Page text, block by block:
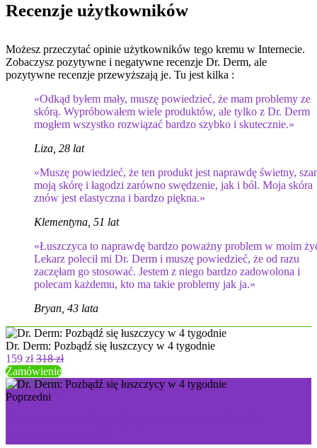
Recenzje użytkowników
Możesz przeczytać opinie użytkowników tego kremu w Internecie.
Zobaczysz pozytywne i negatywne recenzje Dr. Derm, ale
pozytywne recenzje przewyższają je. Tu jest kilka :
«Odkąd byłem mały, muszę powiedzieć, że mam problemy ze
skórą. Wypróbowałem wiele produktów, ale tylko z Dr. Derm
mogłem wszystko rozwiązać bardzo szybko i skutecznie.»
Liza, 28 lat
«Muszę powiedzieć, że ten produkt jest naprawdę świetny,
moją skórę i łagodzi zarówno swędzenie, jak i ból. Moja skóra
znów jest elastyczna i bardzo piękna.»
Klementyna, 51 lat
«Łuszczyca to naprawdę bardzo poważny problem w moim
Lekarz polecił mi Dr. Derm i muszę powiedzieć, że od razu
zaczęłam go stosować. Jestem z niego bardzo zadowolona i
polecam każdemu, kto ma takie problemy jak ja.»
Bryan, 43 lata
Dr. Derm: Pozbądź się łuszczycy w 4 tygodnie
159 zł318 zł
Zamówienie
Poprzedni